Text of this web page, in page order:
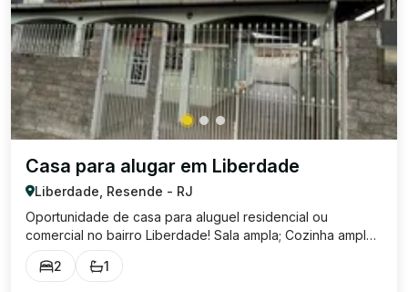
Casa para alugar em Liberdade
Liberdade, Resende - RJ
Oportunidade de casa para aluguel residencial ou
comercial no bairro Liberdade! Sala ampla; Cozinha ampla;
2 Quartos amplos; Banheiro social; 1 Vaga de garagem
coberta; Área de serviço; Valor de locação RESIDENCIAL:
2 1